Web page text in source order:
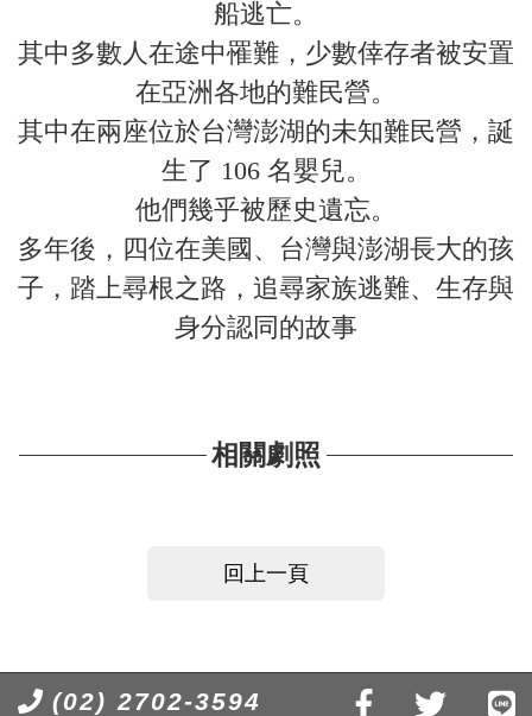
船逃亡。
其中多數人在途中罹難，少數倖存者被安置
在亞洲各地的難民營。
其中在兩座位於台灣澎湖的未知難民營，誕
生了 106 名嬰兒。
他們幾乎被歷史遺忘。
多年後，四位在美國、台灣與澎湖長大的孩
子，踏上尋根之路，追尋家族逃難、生存與
身分認同的故事
相關劇照
回上一頁
(02) 2702-3594